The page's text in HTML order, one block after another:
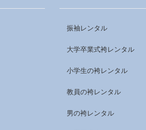
振袖レンタル
大学卒業式袴レンタル
小学生の袴レンタル
教員の袴レンタル
男の袴レンタル